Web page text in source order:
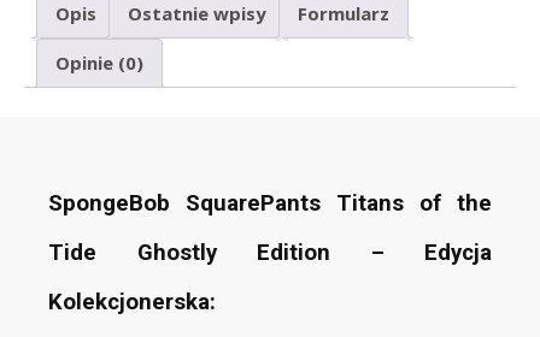
Opis Ostatnie wpisy Formularz
Opinie (0)
SpongeBob SquarePants Titans of the
Tide Ghostly Edition – Edycja
Kolekcjonerska: